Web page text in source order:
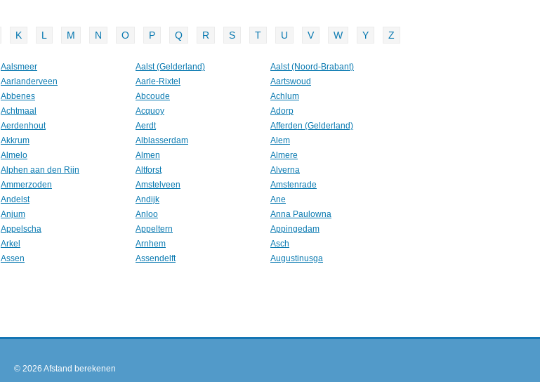
K L M N O P Q R S T U V W Y Z
Aalsmeer Aalst (Gelderland)
Aalst (Noord-Brabant)
Aarlanderveen Aarle-Rixtel
Aartswoud
Abbenes Abcoude
Achlum
Achtmaal Acquoy
Adorp
Aerdenhout Aerdt
Afferden (Gelderland)
Akkrum Alblasserdam
Alem
Almelo Almen
Almere
Alphen aan den Rijn Altforst
Alverna
Ammerzoden Amstelveen
Amstenrade
Andelst Andijk
Ane
Anjum Anloo
Anna Paulowna
Appelscha Appeltern
Appingedam
Arkel Arnhem
Asch
Assen Assendelft
Augustinusga
© 2026 Afstand berekenen